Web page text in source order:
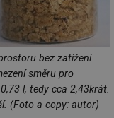
bez zatížení
směru pro
l, tedy cca 2,43krát.
(Foto a copy: autor)